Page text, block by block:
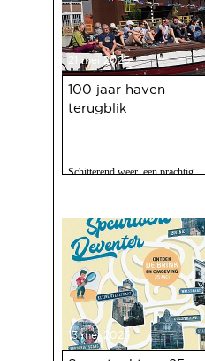
21 mei 2025
100 jaar haven
terugblik
Schitterend weer, een prachtig
op 10 mei jl. van 100 jaar Haven
was een ongekend succes.
13 mei 2025